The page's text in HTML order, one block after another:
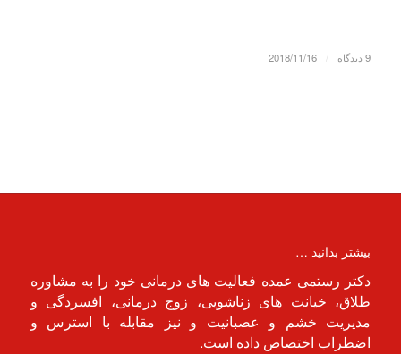
9 دیدگاه 2018/11/16
بیشتر بدانید …
دکتر رستمی عمده فعالیت های درمانی خود را به مشاوره
طلاق، خیانت های زناشویی، زوج درمانی، افسردگی و
مدیریت خشم و عصبانیت و نیز مقابله با استرس و
اضطراب اختصاص داده است.